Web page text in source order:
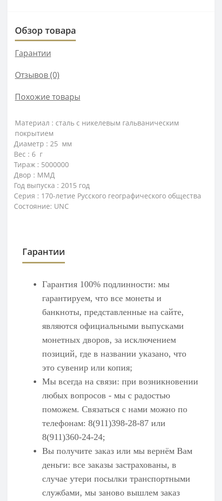
Обзор товара
Гарантии
Отзывов (0)
Похожие товары
Материал : сталь с никелевым гальваническим
покрытием
Диаметр : 25 мм
Вес : 6 г
Тираж : 5000000
Двор : ММД
Год выпуска : 2015 год
Серия : 170-летие Русского географического общества
Состояние: UNC
Гарантии
Гарантия 100% подлинности: мы
гарантируем, что все монеты и
банкноты, представленные на сайте,
являются официальными выпусками
монетных дворов, за исключением
позиций, где в названии указано, что
это сувенир или копия;
Мы всегда на связи: при возникновении
любых вопросов - мы с радостью
поможем. Связаться с нами можно по
телефонам: 8(911)398-28-87 или
8(911)360-24-24;
Вы получите заказ или мы вернём Вам
деньги: все заказы застрахованы, в
случае утери посылки транспортными
службами, мы заново вышлем заказ